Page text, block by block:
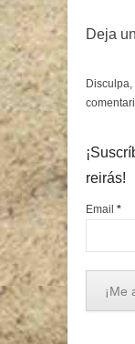
Deja
reirás!
Email *